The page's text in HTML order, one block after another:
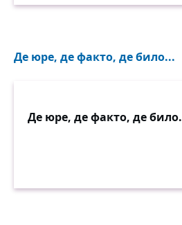
Де юре, де факто, де било...
Де юре, де факто, де било.